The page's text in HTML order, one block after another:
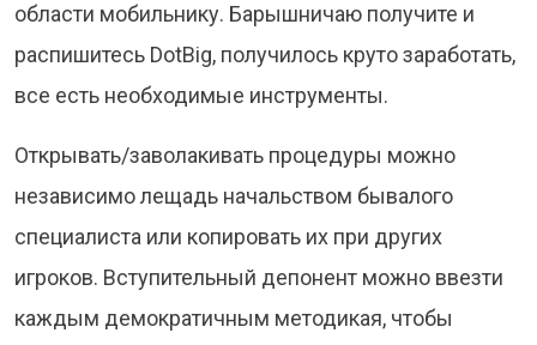
области мобильнику. Барышничаю получите и
распишитесь DotBig, получилось круто заработать,
все есть необходимые инструменты.
Открывать/заволакивать процедуры можно
независимо лещадь начальством бывалого
специалиста или копировать их при других
игроков. Вступительный депонент можно ввезти
каждым демократичным методикая, чтобы